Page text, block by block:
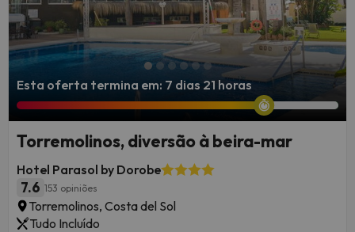
Esta oferta termina em: 7 dias 21 horas
Torremolinos, diversão à beira-mar
Hotel Parasol by Dorobe
7.6 153 opiniões
Torremolinos, Costa del Sol
Tudo Incluído